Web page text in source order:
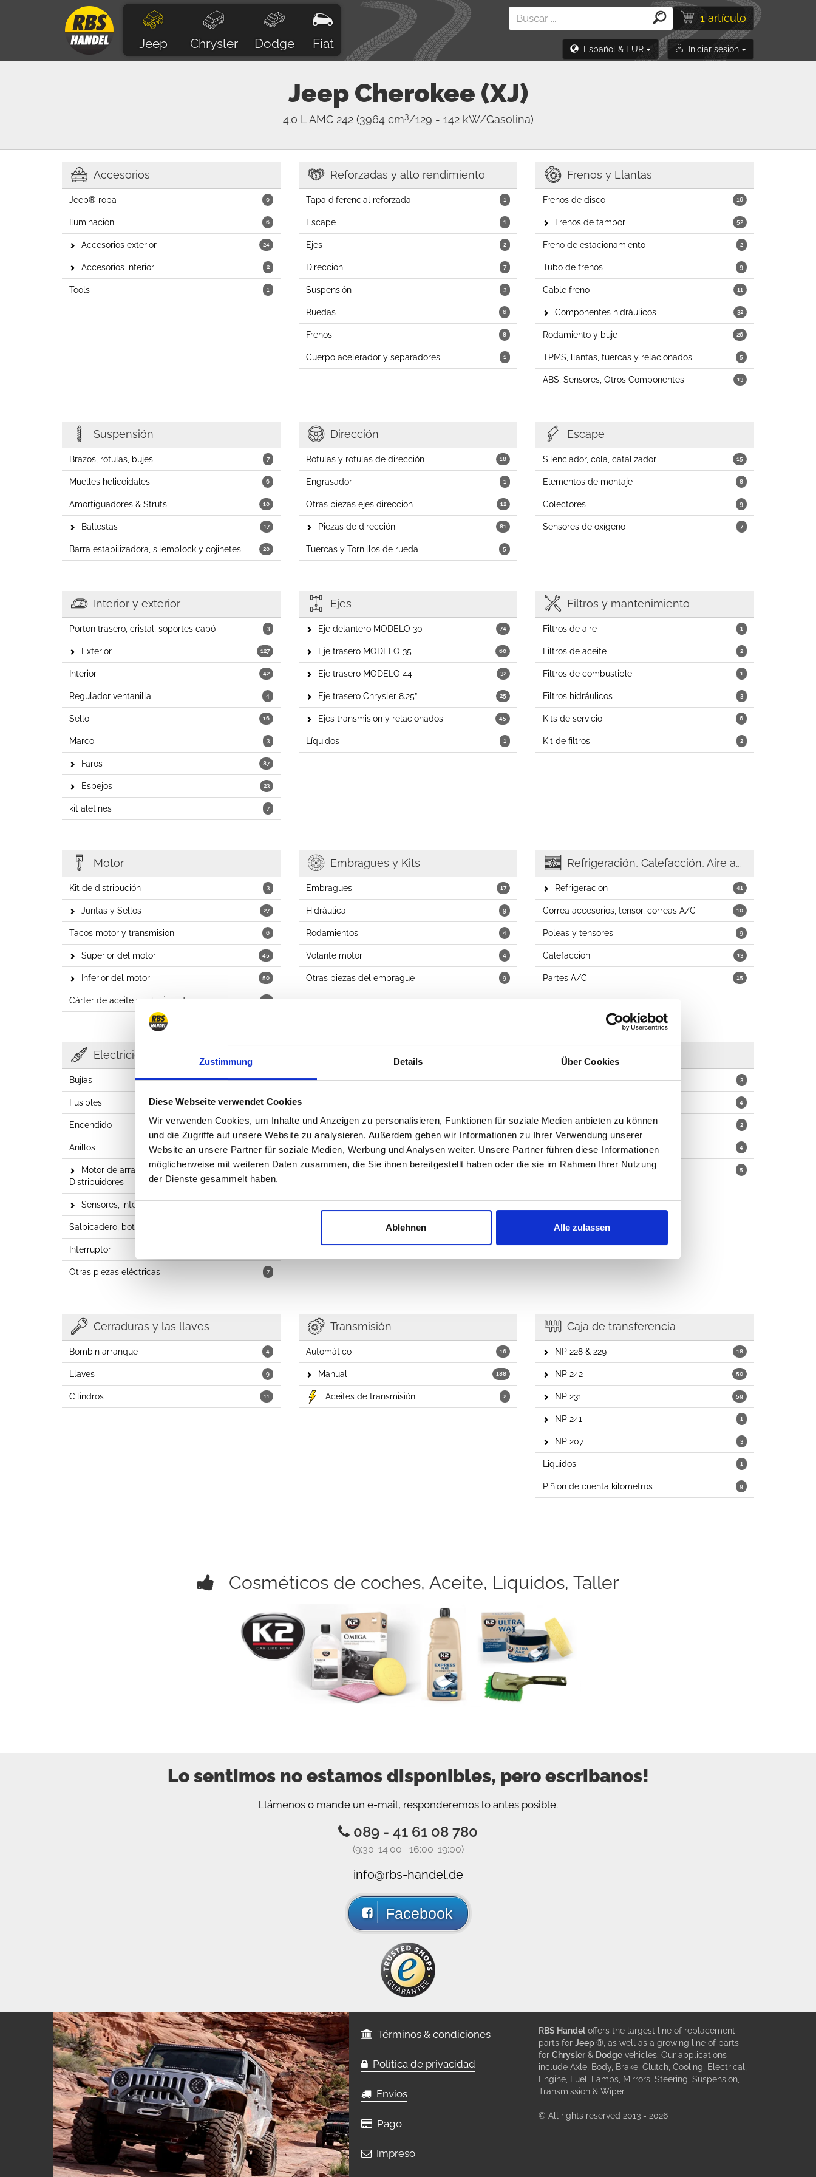
Zustimmung Details Über Cookies
Diese Webseite verwendet Cookies
Wir verwenden Cookies, um Inhalte und Anzeigen zu personalisieren, Funktionen für soziale Medien anbieten zu können
und die Zugriffe auf unsere Website zu analysieren. Außerdem geben wir Informationen zu Ihrer Verwendung unserer
Website an unsere Partner für soziale Medien, Werbung und Analysen weiter. Unsere Partner führen diese Informationen
möglicherweise mit weiteren Daten zusammen, die Sie ihnen bereitgestellt haben oder die sie im Rahmen Ihrer Nutzung
der Dienste gesammelt haben.
Ablehnen Alle zulassen
Jeep Chrysler Dodge Fiat
1 artículo
Español & EUR Iniciar sesión
Jeep Cherokee (XJ)
4.0 L AMC 242(3964 cm3/129 - 142 kW/Gasolina)
Accesorios
0
Jeep® ropa
6
Iluminación
24
Accesorios exterior
2
Accesorios interior
1
Tools
Reforzadas y alto rendimiento
1
Tapa diferencial reforzada
1
Escape
2
Ejes
7
Dirección
3
Suspensión
6
Ruedas
8
Frenos
1
Cuerpo acelerador y separadores
Frenos y Llantas
16
Frenos de disco
52
Frenos de tambor
2
Freno de estacionamiento
9
Tubo de frenos
11
Cable freno
32
Componentes hidráulicos
26
Rodamiento y buje
5
TPMS, llantas, tuercas y relacionados
13
ABS, Sensores, Otros Componentes
Suspensión
7
Brazos, rótulas, bujes
6
Muelles helicoidales
10
Amortiguadores & Struts
17
Ballestas
20
Barra estabilizadora, silemblock y cojinetes
Dirección
18
Rótulas y rotulas de dirección
1
Engrasador
12
Otras piezas ejes dirección
81
Piezas de dirección
5
Tuercas y Tornillos de rueda
Escape
15
Silenciador, cola, catalizador
8
Elementos de montaje
9
Colectores
7
Sensores de oxígeno
Interior y exterior
3
Porton trasero, cristal, soportes capó
127
Exterior
42
Interior
4
Regulador ventanilla
16
Sello
3
Marco
87
Faros
23
Espejos
7
kit aletines
Ejes
74
Eje delantero MODELO 30
60
Eje trasero MODELO 35
32
Eje trasero MODELO 44
25
Eje trasero Chrysler 8.25”
45
Ejes transmision y relacionados
1
Líquidos
Filtros y mantenimiento
1
Filtros de aire
2
Filtros de aceite
1
Filtros de combustible
3
Filtros hidráulicos
6
Kits de servicio
2
Kit de filtros
Motor
3
Kit de distribución
27
Juntas y Sellos
6
Tacos motor y transmision
45
Superior del motor
50
Inferior del motor
12
Cárter de aceite y relacionados
Embragues y Kits
17
Embragues
9
Hidráulica
4
Rodamientos
4
Volante motor
9
Otras piezas del embrague
Refrigeración, Calefacción, Aire acondicionado
41
Refrigeracion
10
Correa accesorios, tensor, correas A/C
9
Poleas y tensores
13
Calefacción
15
Partes A/C
Electricidad
3
Bujías
23
Fusibles
7
Encendido
2
Anillos
21
Motor de arranque, alternadores y
Distribuidores
Sensores, interruptores y relés
Salpicadero, botones, mecheros
Interruptor
7
Otras piezas eléctricas
1
Carburadores
7
Tanques de combustible y relacionados
Tapon de llenado y manguitos
3
Escobillas
4
2
Motores
4
Bomba de limpiaparabrisas
5
Otras partes
Cerraduras y las llaves
4
Bombin arranque
9
Llaves
11
Cilindros
Transmisión
16
Automático
188
Manual
2
Aceites de transmisión
Caja de transferencia
18
NP 228 & 229
50
NP 242
59
NP 231
1
NP 241
3
NP 207
1
Liquidos
9
Piñion de cuenta kilometros
Cosméticos de coches, Aceite, Liquidos, Taller
Lo sentimos no estamos disponibles, pero escribanos!
Llámenos o mande un e-mail, responderemos lo antes posible.
089 - 41 61 08 780
(9:30-14:00 16:00-19:00)
info@rbs-handel.de
Facebook
Términos & condiciones
Política de privacidad
Envíos
Pago
Impreso
RBS Handel offers the largest line of replacement
parts for Jeep ® , as well as a growing line of parts
for Chrysler & Dodge vehicles. Our applications
include Axle, Body, Brake, Clutch, Cooling, Electrical,
Engine, Fuel, Lamps, Mirrors, Steering, Suspension,
Transmission & Wiper.
© All rights reserved 2013 - 2026